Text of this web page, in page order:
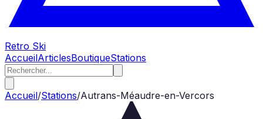
Retro Ski
AccueilArticlesBoutiqueStations
Accueil/Stations/Autrans-Méaudre-en-Vercors